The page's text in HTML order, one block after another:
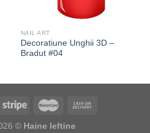
NAIL ART
Decoratiune Unghii 3D –
Bradut #04
© Haine Ieftine